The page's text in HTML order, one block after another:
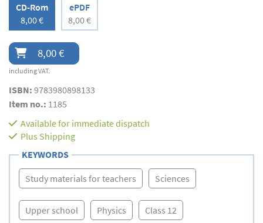
CD-Rom
8,00 €
ePDF
8,00 €
8,00 €
including VAT.
ISBN: 9783980898133
Item no.: 1185
Available for immediate dispatch
Plus Shipping
KEYWORDS
Study materials for teachers Sciences
Upper school Physics Class 12